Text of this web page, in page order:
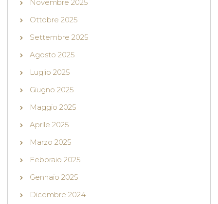
Novembre 2025
Ottobre 2025
Settembre 2025
Agosto 2025
Luglio 2025
Giugno 2025
Maggio 2025
Aprile 2025
Marzo 2025
Febbraio 2025
Gennaio 2025
Dicembre 2024